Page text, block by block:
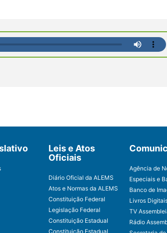
Leis e Atos
Oficiais
Diário Oficial da ALEMS
Atos e Normas da ALEMS
Constituição Federal
Legislação Federal
Constituição Estadual
Constituição Estadual
Agência de
Especiais e
Banco de
Livros
TV
Rádio